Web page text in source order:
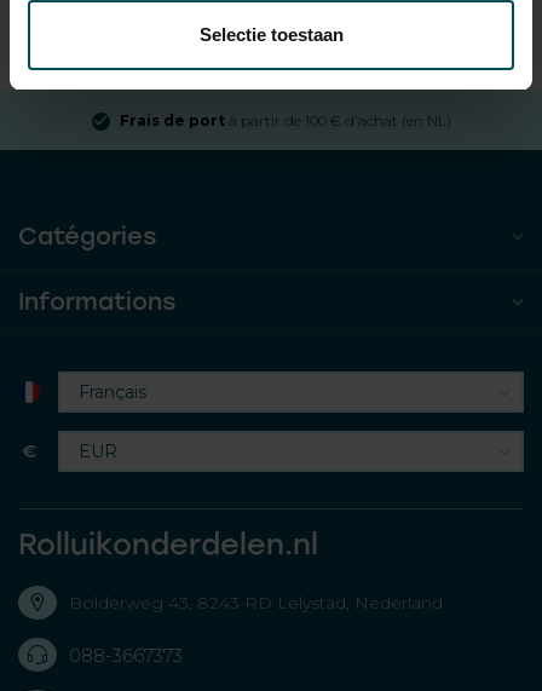
Selectie toestaan
Frais de portà partir de 100 € d'achat (en NL)
Catégories
Informations
€
Rolluikonderdelen.nl
Bolderweg 43, 8243 RD Lelystad, Nederland
088-3667373